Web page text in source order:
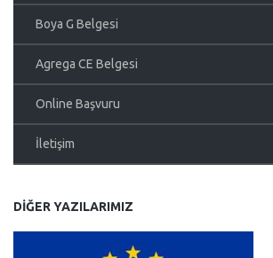
Boya G Belgesi
Agrega CE Belgesi
Online Başvuru
İletişim
DIĞER YAZILARIMIZ